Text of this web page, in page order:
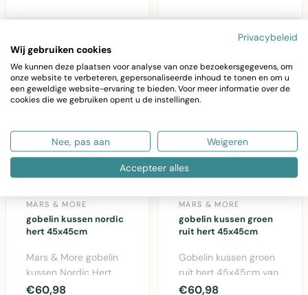
katoenen decor..
MARS & MORE
gobelin kussen nordic
hert 45x45cm
Mars & More gobelin
kussen Nordic Hert
45x45cm in multi
€60,98
MARS & MORE
gobelin kussen groen
ruit hert 45x45cm
Gobelin kussen groen
ruit hert 45x45cm van
Mars & More. Gezellig
€60,98
Privacybeleid
Wij gebruiken cookies
We kunnen deze plaatsen voor analyse van onze bezoekersgegevens, om
onze website te verbeteren, gepersonaliseerde inhoud te tonen en om u
een geweldige website-ervaring te bieden. Voor meer informatie over de
cookies die we gebruiken opent u de instellingen.
Nee, pas aan Weigeren
Accepteer alles